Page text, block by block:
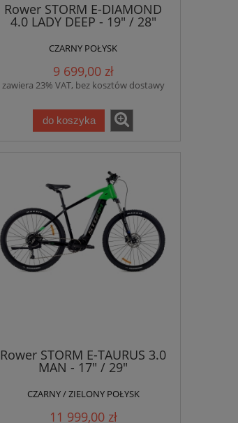
Rower STORM E-DIAMOND
4.0 LADY DEEP - 19" / 28"
CZARNY POŁYSK
9 699,00 zł
zawiera 23% VAT, bez kosztów dostawy
do koszyka
Rower STORM E-TAURUS 3.0
MAN - 17" / 29"
CZARNY / ZIELONY POŁYSK
11 999,00 zł